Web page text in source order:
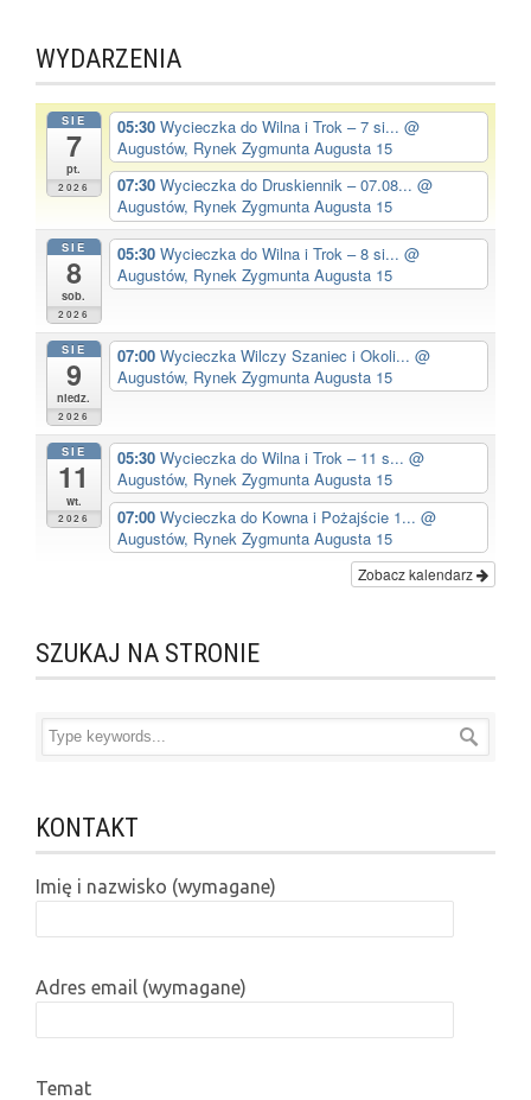
WYDARZENIA
SIE
7
pt.
2026
05:30 Wycieczka do Wilna i Trok – 7 si... @
Augustów, Rynek Zygmunta Augusta 15
07:30 Wycieczka do Druskiennik – 07.08... @
Augustów, Rynek Zygmunta Augusta 15
SIE
8
sob.
2026
05:30 Wycieczka do Wilna i Trok – 8 si... @
Augustów, Rynek Zygmunta Augusta 15
SIE
9
niedz.
2026
07:00 Wycieczka Wilczy Szaniec i Okoli... @
Augustów, Rynek Zygmunta Augusta 15
SIE
11
wt.
2026
05:30 Wycieczka do Wilna i Trok – 11 s... @
Augustów, Rynek Zygmunta Augusta 15
07:00 Wycieczka do Kowna i Pożajście 1... @
Augustów, Rynek Zygmunta Augusta 15
Zobacz kalendarz
SZUKAJ NA STRONIE
KONTAKT
Imię i nazwisko (wymagane)
Adres email (wymagane)
Temat